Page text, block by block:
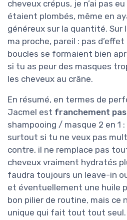
cheveux crépus, je n’ai pas eu
étaient plombés, même en
généreux sur la quantité. Sur
ma proche, pareil : pas
boucles se formaient bien
si tu as peur des masques
les cheveux au crâne.
En résumé, en termes de
Jacmel est franchement
shampooing / masque 2 en 1
surtout si tu ne veux pas
contre, il ne remplace pas
cheveux vraiment hydratés
faudra toujours un leave-in
et éventuellement une huile
bon pilier de routine, mais ce
unique qui fait tout tout seul.